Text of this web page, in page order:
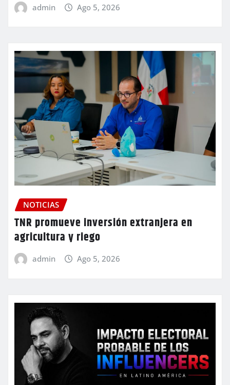
admin Ago 5, 2026
NOTICIAS
TNR promueve inversión extranjera en
agricultura y riego
admin Ago 5, 2026